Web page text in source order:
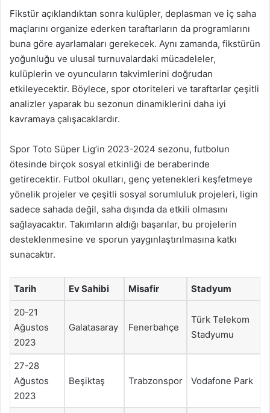
Fikstür açıklandıktan sonra kulüpler, deplasman ve iç saha
maçlarını organize ederken taraftarların da programlarını
buna göre ayarlamaları gerekecek. Aynı zamanda, fikstürün
yoğunluğu ve ulusal turnuvalardaki mücadeleler,
kulüplerin ve oyuncuların takvimlerini doğrudan
etkileyecektir. Böylece, spor otoriteleri ve taraftarlar çeşitli
analizler yaparak bu sezonun dinamiklerini daha iyi
kavramaya çalışacaklardır.
Spor Toto Süper Lig’in 2023-2024 sezonu, futbolun
ötesinde birçok sosyal etkinliği de beraberinde
getirecektir. Futbol okulları, genç yetenekleri keşfetmeye
yönelik projeler ve çeşitli sosyal sorumluluk projeleri, ligin
sadece sahada değil, saha dışında da etkili olmasını
sağlayacaktır. Takımların aldığı başarılar, bu projelerin
desteklenmesine ve sporun yaygınlaştırılmasına katkı
sunacaktır.
Tarih Ev Sahibi Misafir Stadyum
20-21
Ağustos
2023
Galatasaray Fenerbahçe
Türk Telekom
Stadyumu
27-28
Ağustos
2023
Beşiktaş Trabzonspor Vodafone Park